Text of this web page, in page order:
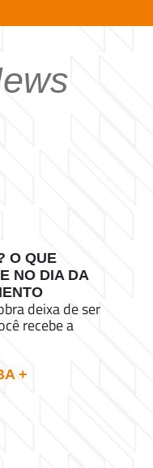
O QUE
NO DIA DA
deixa de ser
recebe a
+